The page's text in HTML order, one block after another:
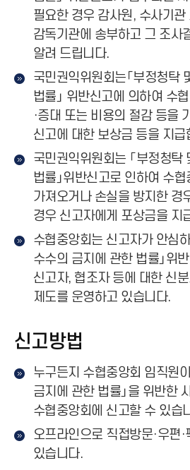
필요한 경우 감사원, 수사기관
감독기관에 송부하고 그 조사
알려 드립니다.
국민권익위원회는「부정청탁
법률」 위반신고에 의하여 수
·증대 또는 비용의 절감 등을
신고에 대한 보상금 등을 지급
국민권익위원회는 「부정청
법률」위반신고로 인하여 수
가져오거나 손실을 방지한 경
경우 신고자에게 포상금을 지
수협중앙회는 신고자가 안심
수수의 금지에 관한 법률」위
신고자, 협조자 등에 대한 신
제도를 운영하고 있습니다.
신고방법
누구든지 수협중앙회 임직원
금지에 관한 법률」을 위반한
수협중앙회에 신고할 수 있습
오프라인으로 직접방문·우편
있습니다.